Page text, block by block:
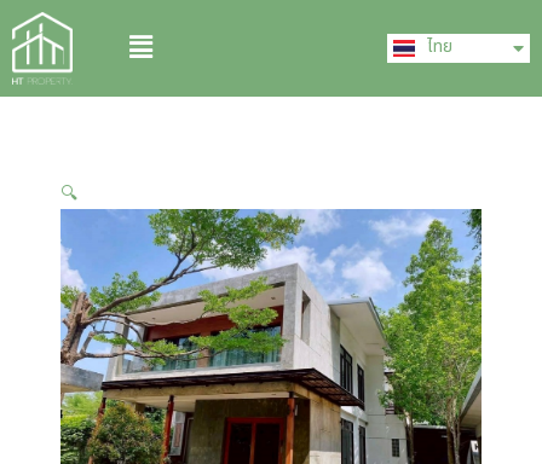
Skip
to
content
Menu ไทย
中文 (中国)
🔍